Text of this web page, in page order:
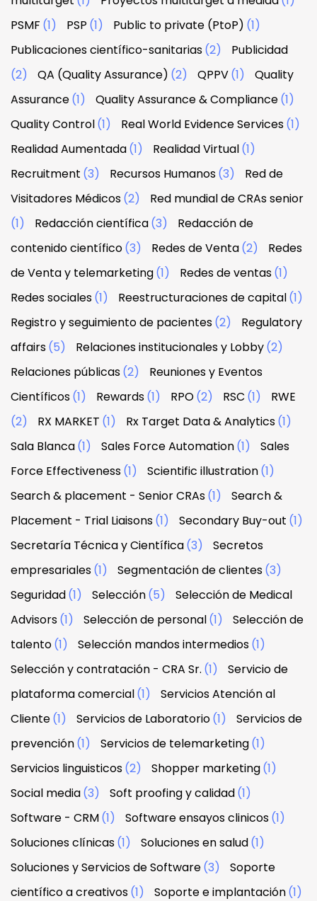
PSMF (1) PSP (1) Public to private (PtoP) (1)
Publicaciones científico-sanitarias(2)
Publicidad
(2)
QA (Quality Assurance) (2) QPPV(1)
Quality
Assurance(1) Quality Assurance & Compliance(1)
Quality Control(1) Real World Evidence Services(1)
Realidad Aumentada(1) Realidad Virtual(1)
Recruitment (3) Recursos Humanos(3)
Red de
Visitadores Médicos(2)
Red mundial de CRAs senior
(1)
Redacción científica(3)
Redacción de
contenido científico(3) Redes de Venta(2)
Redes
de Venta y telemarketing(1) Redes de ventas(1)
Redes sociales(1) Reestructuraciones de capital(1)
Registro y seguimiento de pacientes(2)
Regulatory
affairs(5) Relaciones institucionales y Lobby(2)
Relaciones públicas(2)
Reuniones y Eventos
Científicos(1) Rewards(1) RPO(2) RSC (1)
RWE
(2)
RX MARKET (1) Rx Target Data & Analytics(1)
Sala Blanca(1) Sales Force Automation(1)
Sales
Force Effectiveness(1) Scientific illustration(1)
Search & placement - Senior CRAs(1)
Search &
Placement - Trial Liaisons(1) Secondary Buy-out (1)
Secretaría Técnica y Científica(3)
Secretos
empresariales(1) Segmentación de clientes(3)
Seguridad(1) Selección(5)
Selección de Medical
Advisors(1) Selección de personal(1)
Selección de
talento(1) Selección mandos intermedios(1)
Selección y contratación - CRA Sr. (1)
Servicio de
plataforma comercial(1)
Servicios Atención al
Cliente(1) Servicios de Laboratorio(1)
Servicios de
prevención(1) Servicios de telemarketing(1)
Servicios linguisticos(2) Shopper marketing(1)
Social media(3) Soft proofing y calidad(1)
Software - CRM(1) Software ensayos clinicos(1)
Soluciones clínicas(1) Soluciones en salud(1)
Soluciones y Servicios de Software(3)
Soporte
científico a creativos(1) Soporte e implantación(1)